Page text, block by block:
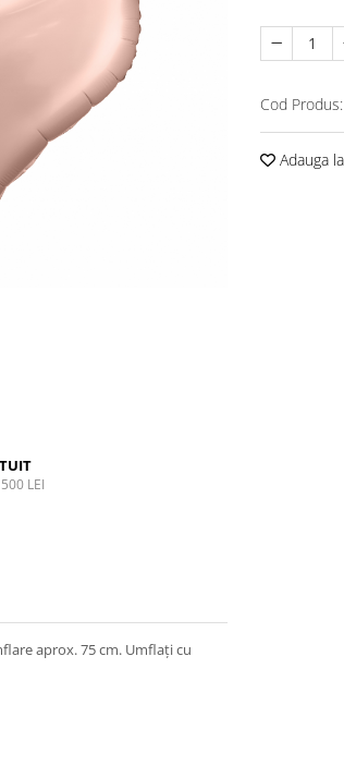
Cod Produs:
Adauga
LEI
aprox. 75 cm. Umflați cu